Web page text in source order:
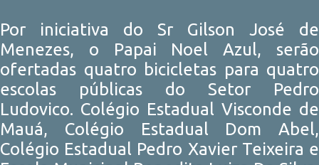
Por iniciativa do Sr Gilson José de
Menezes, o Papai Noel Azul, serão
ofertadas quatro bicicletas para quatro
escolas públicas do Setor Pedro
Ludovico. Colégio Estadual Visconde de
Mauá, Colégio Estadual Dom Abel,
Colégio Estadual Pedro Xavier Teixeira e